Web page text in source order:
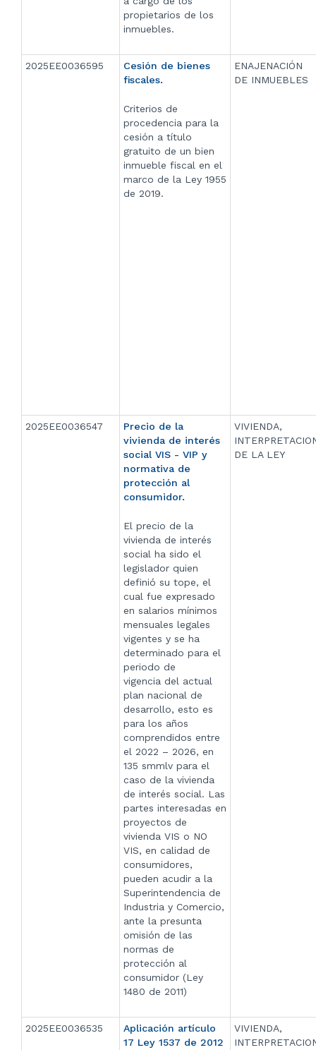
propietarios de los
inmuebles.
2025EE0036595
Cesión de bienes
fiscales.
Criterios de
procedencia para la
cesión a título
gratuito de un bien
inmueble fiscal en el
marco de la Ley 1955
de 2019.
ENAJENACIÓN
DE INMUEBLES
2025EE0036547
Precio de la
vivienda de interés
social VIS - VIP y
normativa de
protección al
consumidor.
El precio de la
vivienda de interés
social ha sido el
legislador quien
definió su tope, el
cual fue expresado
en salarios mínimos
mensuales legales
vigentes y se ha
determinado para el
periodo de
vigencia del actual
plan nacional de
desarrollo, esto es
para los años
comprendidos entre
el 2022 – 2026, en
135 smmlv para el
caso de la vivienda
de interés social. Las
partes interesadas en
proyectos de
vivienda VIS o NO
VIS, en calidad de
consumidores,
pueden acudir a la
Superintendencia de
Industria y Comercio,
ante la presunta
omisión de las
normas de
protección al
consumidor (Ley
1480 de 2011)
VIVIENDA,
DE LA LEY
2025EE0036535
Aplicación artículo
17 Ley 1537 de 2012
VIVIENDA,